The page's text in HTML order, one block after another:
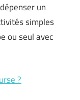
un
simples
ou seul avec
?